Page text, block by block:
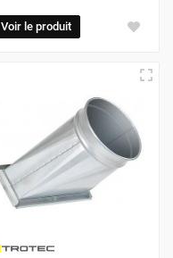
Voir le produit